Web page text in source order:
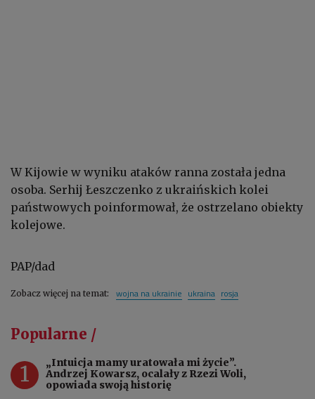
W Kijowie w wyniku ataków ranna została jedna
osoba. Serhij Łeszczenko z ukraińskich kolei
państwowych poinformował, że ostrzelano obiekty
kolejowe.
PAP/dad
Zobacz więcej na temat: wojna na ukrainie ukraina rosja
Popularne /
1
„Intuicja mamy uratowała mi życie”.
Andrzej Kowarsz, ocalały z Rzezi Woli,
opowiada swoją historię